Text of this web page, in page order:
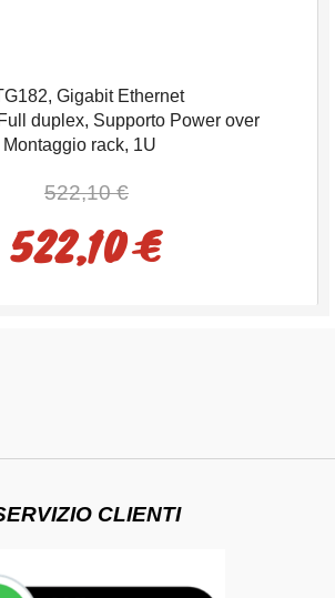
Gigabit Ethernet
duplex, Supporto Power over
rack, 1U
522,10 €
522,10 €
CLIENTI